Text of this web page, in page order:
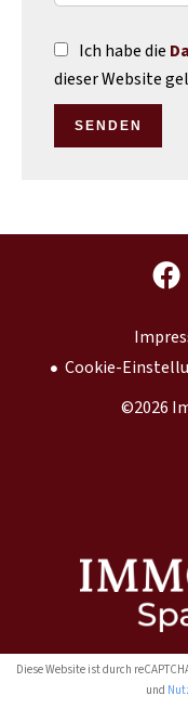
Ich habe die
dieser Website
SENDEN
Cookie-
©2026
Diese Website ist durch
und